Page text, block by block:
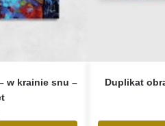
w krainie snu –
Duplikat